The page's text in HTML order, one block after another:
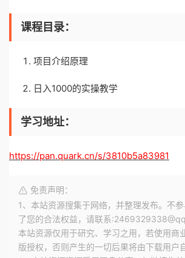
课程目录：
项目介绍原理
日入1000的实操教学
学习地址：
https://pan.quark.cn/s/3810b5a83981
免责声明：
1、本站资源搜集于网络，并整理发布。不
了您的合法权益，请联系
本站资源仅用于研究、学习之用，若使用商
版授权，否则产生的一切后果将由下载用户